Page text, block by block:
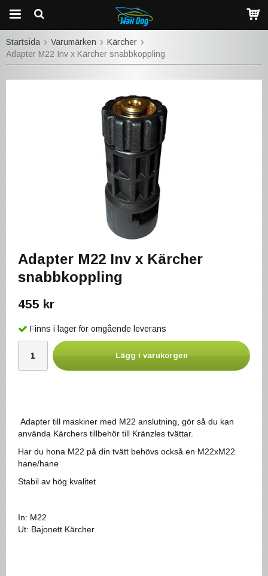
Startsida Varumärken
Kärcher
Adapter M22 Inv x Kärcher snabbkoppling
Adapter M22 Inv x Kärcher
snabbkoppling
455 kr
Finns i lager för omgående leverans
Lägg i varukorgen
Adapter till maskiner med M22 anslutning, gör så du kan
använda Kärchers tillbehör till Kränzles tvättar.
Har du hona M22 på din tvätt behövs också en M22xM22
hane/hane
Stabil av hög kvalitet
In: M22
Ut: Bajonett Kärcher